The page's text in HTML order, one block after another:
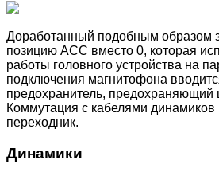
Доработанный подобным образом
позицию АСС вместо 0, которая
работы головного устройства на
подключения магнитофона
предохранитель, предохраняющий
Коммутация с кабелями динамиков
переходник.
Динамики